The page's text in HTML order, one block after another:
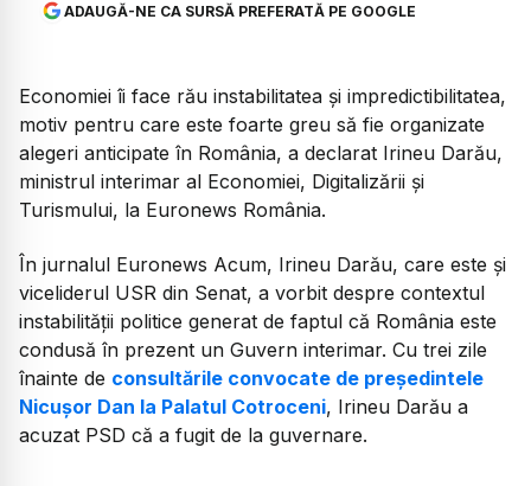
ADAUGĂ-NE CA SURSĂ PREFERATĂ PE GOOGLE
Economiei îi face rău instabilitatea și impredictibilitatea,
motiv pentru care este foarte greu să fie organizate
alegeri anticipate în România, a declarat Irineu Darău,
ministrul interimar al Economiei, Digitalizării și
Turismului, la Euronews România.
În jurnalul Euronews Acum, Irineu Darău, care este și
viceliderul USR din Senat, a vorbit despre contextul
instabilității politice generat de faptul că România este
condusă în prezent un Guvern interimar. Cu trei zile
înainte de consultările convocate de președintele
Nicușor Dan la Palatul Cotroceni, Irineu Darău a
acuzat PSD că a fugit de la guvernare.